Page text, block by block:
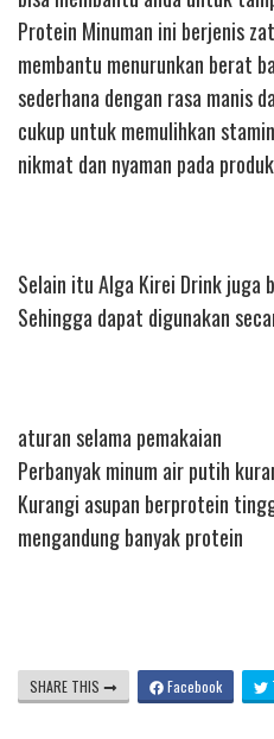
Protein Minuman ini berjenis
membantu menurunkan berat
sederhana dengan rasa manis
cukup untuk memulihkan
nikmat dan nyaman pada
Selain itu Alga Kirei Drink juga
Sehingga dapat digunakan
aturan selama pemakaian
Perbanyak minum air putih
Kurangi asupan berprotein
mengandung banyak protein
SHARE THIS Facebook